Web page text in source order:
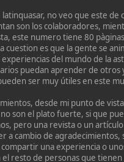
no veo que este de
son los colaboradores,
este numero tiene 80
cuestion es que la gente se
del mundo de la
puedan aprender de otros
ser muy útiles en este
desde mi punto de
son el plato fuerte, si que
pero una revista o un
a cambio de agradecimientos,
una experiencia o
resto de personas que tienen